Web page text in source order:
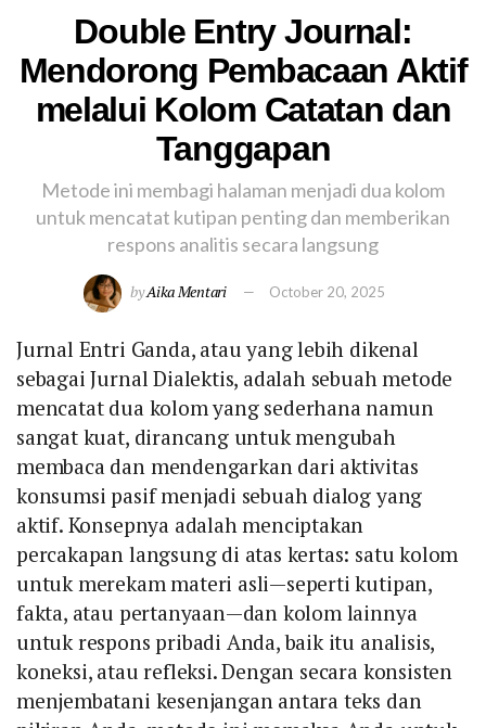
Double Entry Journal:
Mendorong Pembacaan Aktif
melalui Kolom Catatan dan
Tanggapan
Metode ini membagi halaman menjadi dua kolom
untuk mencatat kutipan penting dan memberikan
respons analitis secara langsung
byAika Mentari October 20, 2025
Jurnal Entri Ganda, atau yang lebih dikenal
sebagai Jurnal Dialektis, adalah sebuah metode
mencatat dua kolom yang sederhana namun
sangat kuat, dirancang untuk mengubah
membaca dan mendengarkan dari aktivitas
konsumsi pasif menjadi sebuah dialog yang
aktif. Konsepnya adalah menciptakan
percakapan langsung di atas kertas: satu kolom
untuk merekam materi asli—seperti kutipan,
fakta, atau pertanyaan—dan kolom lainnya
untuk respons pribadi Anda, baik itu analisis,
koneksi, atau refleksi. Dengan secara konsisten
menjembatani kesenjangan antara teks dan